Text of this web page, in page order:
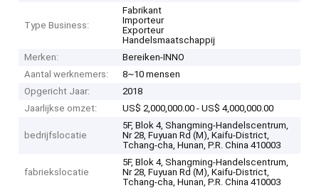
Type Business:
Fabrikant
Importeur
Exporteur
Handelsmaatschappij
Merken:
Bereiken-INNO
Aantal werknemers:
8~10 mensen
Opgericht Jaar:
2018
Jaarlijkse omzet:
US$ 2,000,000.00 - US$ 4,000,000.00
bedrijfslocatie
5F, Blok 4, Shangming-Handelscentrum,
Nr 28, Fuyuan Rd (M), Kaifu-District,
Tchang-cha, Hunan, P.R. China 410003
fabriekslocatie
5F, Blok 4, Shangming-Handelscentrum,
Nr 28, Fuyuan Rd (M), Kaifu-District,
Tchang-cha, Hunan, P.R. China 410003